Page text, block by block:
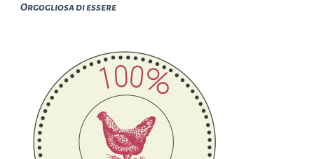
Orgogliosa di essere